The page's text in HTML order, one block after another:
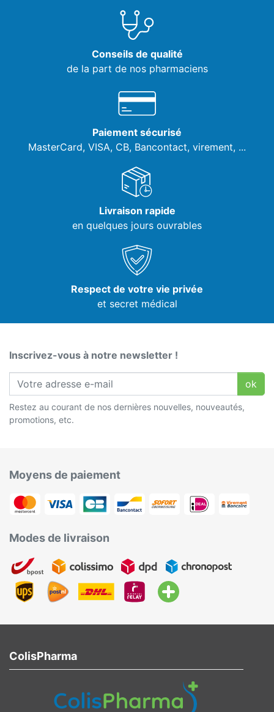
Conseils de qualité
de la part de nos pharmaciens
Paiement sécurisé
MasterCard, VISA, CB, Bancontact, virement, ...
Livraison rapide
en quelques jours ouvrables
Respect de votre vie privée
et secret médical
Inscrivez-vous à notre newsletter !
ok
Restez au courant de nos dernières nouvelles, nouveautés,
promotions, etc.
Moyens de paiement
Modes de livraison
ColisPharma